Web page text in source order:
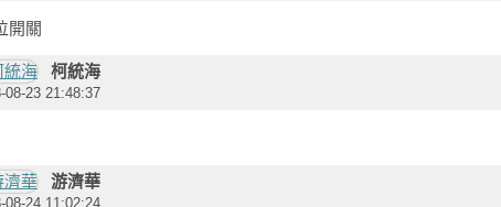
開關
柯統海
08-23 21:48:37
游濟華
08-24 11:02:24